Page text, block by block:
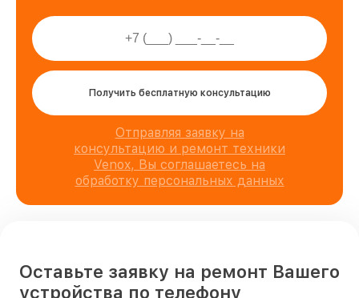
Получить бесплатную консультацию
Отправляя заявку на
консультацию и ремонт техники
Venox, Вы соглашаетесь на
обработку персональных данных
Оставьте заявку на ремонт Вашего
устройства по телефону